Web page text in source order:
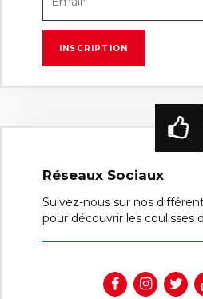
Réseaux Sociaux
Suivez-nous sur nos
pour découvrir les coulisses